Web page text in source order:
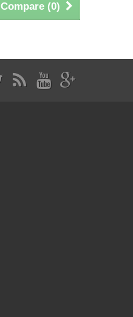
Compare (0)